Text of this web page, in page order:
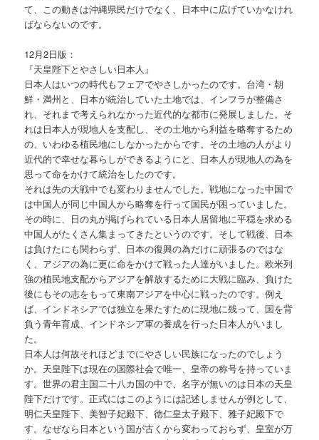
て、この動きは沖縄県民だけでなく、日本中に広げていかなけれ
ばならないのです。
12月2日版：
『天皇陛下とやさしい日本人』
日本人はいつの時代もフェアでやさしかったのです。台湾・朝
鮮・満州と、日本が統治していた土地では、インフラが整備さ
れ、それまで考えられなかった近代的な都市に発展しました。そ
れは日本人が現地人を支配し、その土地から利益を略奪するため
の、いわゆる植民地にしなかったからです。その土地の人がより
近代的で幸せな暮らしができるようにと、日本人が現地人の為を
思って命をかけて統治をしたのです。
それは先の大戦中でも変わりませんでした。戦地になった中国で
は中国人が同じ中国人から略奪を行って国民が困っていました。
その時に、日の丸が掲げられている日本人居留地に平穏を求める
中国人がたくさん集まってきたというのです。そして戦後、日本
は負けたにも関わらず、日本の復興の為だけに頑張るのではな
く、アジアの為に更に命をかけて戦った人達がいました。欧米列
強の植民地支配からアジアを解放するために大戦に臨み、負けた
後にもその志をもって東南アジアを中心に戦ったのです。例え
ば、インドネシアでは独立を果たすために現地に残って、国を背
負う青年育成、インドネシア軍の養成を行った日本人がいまし
た。
日本人は何故それほどまでにやさしい民族になったのでしょう
か。天皇陛下は現在の国際社会で唯一、皇帝の称号を持っていま
す。世界の君主国二十八カ国の中で、名字が無いのは日本の天皇
陛下だけです。正式にはこのようには記述しませんが例として、
明仁天皇陛下、美智子妃殿下、徳仁皇太子殿下、雅子妃殿下で
す。なぜなら日本という国が古くから変わっておらず、皇室が万